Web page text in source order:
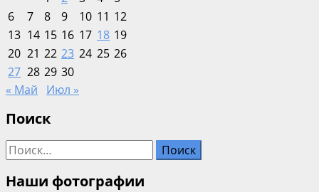
6
7 8 9 10 11 12
13 14 15 16 17 18 19
20 21 22 23 24 25 26
27 28 29 30
« Май
Июл »
Поиск
Найти:
Наши фотографии